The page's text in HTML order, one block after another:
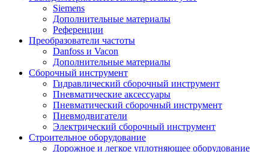
Siemens
Дополнительные материалы
Референции
Преобразователи частоты
Danfoss и Vacon
Дополнительные материалы
Сборочный инструмент
Гидравлический сборочный инструмент
Пневматические аксессуары
Пневматический сборочный инструмент
Пневмодвигатели
Электрический сборочный инструмент
Строительное оборудование
Дорожное и легкое уплотняющее оборудование